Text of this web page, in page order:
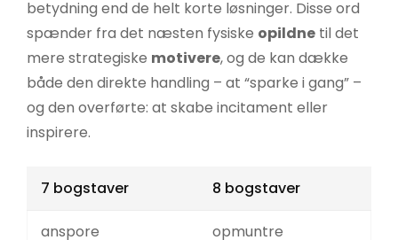
betydning end de helt korte løsninger. Disse ord
spænder fra det næsten fysiske opildne til det
mere strategiske motivere, og de kan dække
både den direkte handling – at “sparke i gang” –
og den overførte: at skabe incitament eller
inspirere.
7 bogstaver 8 bogstaver
anspore opmuntre